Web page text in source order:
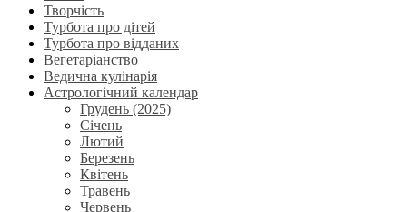
Творчість
Турбота про дітей
Турбота про відданих
Вегетаріанство
Ведична кулінарія
Астрологічний календар
Грудень (2025)
Січень
Лютий
Березень
Квітень
Травень
Червень